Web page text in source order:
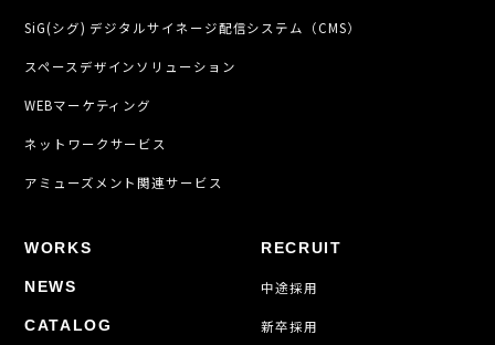
SiG(シグ) デジタルサイネージ配信システム（CMS）
スペースデザインソリューション
WEBマーケティング
ネットワークサービス
アミューズメント関連サービス
WORKS
NEWS
CATALOG
RECRUIT
中途採用
新卒採用